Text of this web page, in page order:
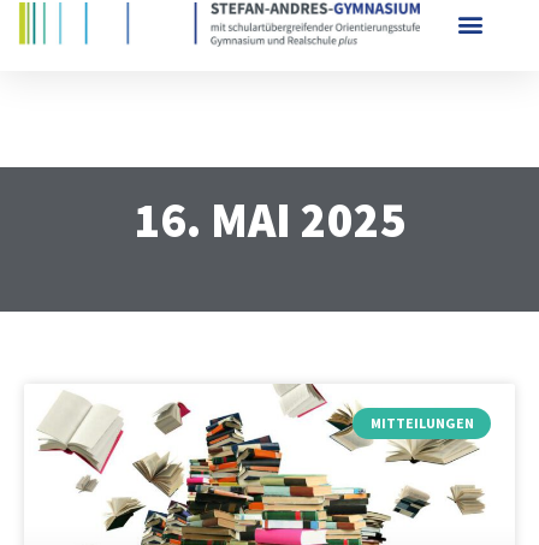
16. MAI 2025
MITTEILUNGEN